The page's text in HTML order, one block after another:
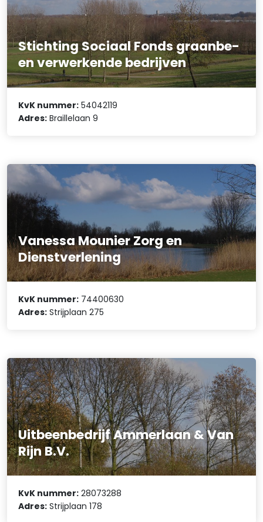
Stichting Sociaal Fonds graanbe-
en verwerkende bedrijven
KvK nummer: 54042119
Adres: Braillelaan 9
Vanessa Mounier Zorg en
Dienstverlening
KvK nummer: 74400630
Adres: Strijplaan 275
Uitbeenbedrijf Ammerlaan & Van
Rijn B.V.
KvK nummer: 28073288
Adres: Strijplaan 178